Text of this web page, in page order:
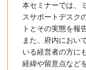
本セミナーでは、
スサポートデスク
トとその実態を報
また、府内におい
いる経営者の方に
経緯や留意点など